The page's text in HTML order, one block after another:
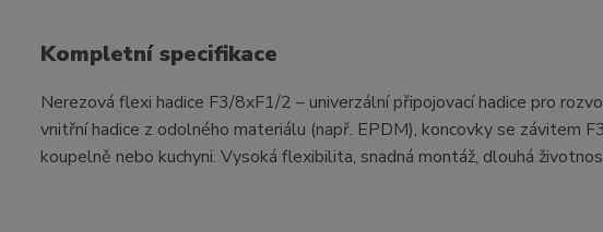
Kompletní specifikace
Nerezová flexi hadice F3/8xF1/2 – univerzální připojovací hadice pro
vnitřní hadice z odolného materiálu (např. EPDM), koncovky se závitem
koupelně nebo kuchyni. Vysoká flexibilita, snadná montáž, dlouhá